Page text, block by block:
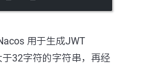
用于生成JWT
32字符的字符串，再经